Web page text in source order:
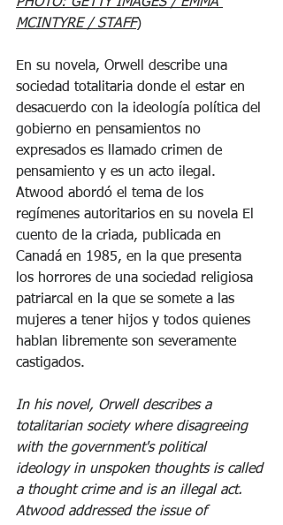
PHOTO: GETTY IMAGES / EMMA
MCINTYRE / STAFF)
En su novela, Orwell describe una
sociedad totalitaria donde el estar en
desacuerdo con la ideología política del
gobierno en pensamientos no
expresados es llamado crimen de
pensamiento y es un acto ilegal.
Atwood abordó el tema de los
regímenes autoritarios en su novela El
cuento de la criada, publicada en
Canadá en 1985, en la que presenta
los horrores de una sociedad religiosa
patriarcal en la que se somete a las
mujeres a tener hijos y todos quienes
hablan libremente son severamente
castigados.
In his novel, Orwell describes a
totalitarian society where disagreeing
with the government's political
ideology in unspoken thoughts is called
a thought crime and is an illegal act.
Atwood addressed the issue of